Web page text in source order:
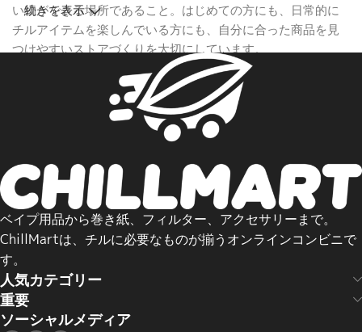
い物ができる場所であること。はじめての方にも、日常的に
チルアイテムを楽しんでいる方にも、自分に合った商品を見
つけやすいストアづくりを大切にしています。
チルに必要なものを、必要なときに、わかりやすく。
ChillMartは、あなたの毎日に寄り添うオンラインコンビニで
続きを表示
ベイプ用品から巻き紙、フィルター、アクセサリーまで。
ChillMartは、チルに必要なものが揃うオンラインコンビニで
す。
人気カテゴリー
重要
ソーシャルメディア